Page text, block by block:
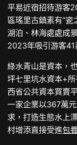
平易近宿招待游客
區瑤里古鎮素有“瓷
湖泊、林海處處成
2023年吸引游客41
綠水青山是資本，
坪七里坑水資本+
西省公共資本買賣
一家企業以367萬
求，打造生態水上
村增添直接受進包